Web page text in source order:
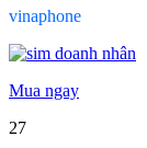
vinaphone
Mua ngay
27